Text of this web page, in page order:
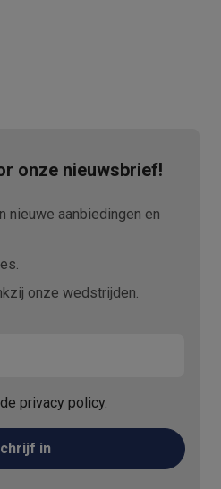
onze nieuwsbrief!
nieuwe aanbiedingen en
onze wedstrijden.
de privacy policy.
in